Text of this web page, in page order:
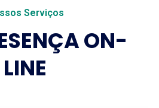
Serviços
ON-
LINE